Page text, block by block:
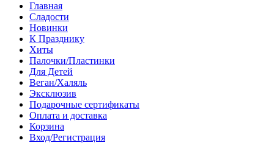
Главная
Сладости
Новинки
К Празднику
Хиты
Палочки/Пластинки
Для Детей
Веган/Халяль
Эксклюзив
Подарочные сертификаты
Оплата и доставка
Корзина
Вход/Регистрация